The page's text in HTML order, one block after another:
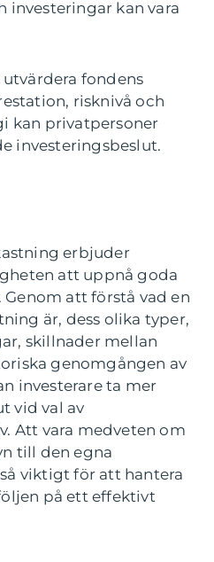
investeringar kan vara
fondens
risknivå och
kan privatpersoner
investeringsbeslut.
erbjuder
att uppnå goda
att förstå vad en
är, dess olika typer,
skillnader mellan
genomgången av
investerare ta mer
vid val av
Att vara medveten om
till den egna
viktigt för att hantera
på ett effektivt